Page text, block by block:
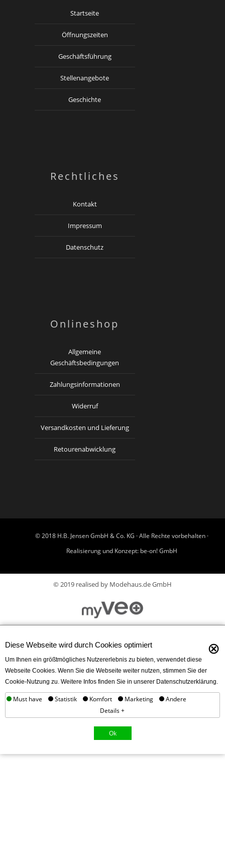
Startseite
Öffnungszeiten
Geschäftsführung
Stellenangebote
Geschichte
Rechtliches
Kontakt
Impressum
Datenschutz
Onlineshop
Allgemeine
Geschäftsbedingungen
Zahlungsinformationen
Widerruf
Versandkosten und Lieferung
Retourenabwicklung
© 2018 H.B. Jensen GmbH & Co. KG · Alle Rechte vorbehalten ·
Realisierung und Konzept: be-on! GmbH
© 2019 realised by Modehaus.de GmbH
Diese Webseite wird durch Cookies optimiert ⊗
Um Ihnen ein größtmögliches Nutzererlebnis zu bieten, verwendet diese
Webseite Cookies. Wenn Sie die Webseite weiter nutzen, stimmen Sie der
Cookie-Nutzung zu. Weitere Infos finden Sie in unserer Datenschutzerklärung.
Must have Statistik Komfort Marketing
Andere
Details +
Ok